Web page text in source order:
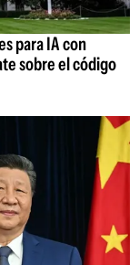
para IA con
sobre el código